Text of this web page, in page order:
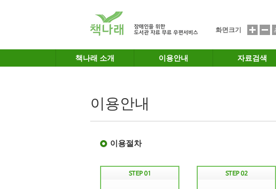
화면크기
책나래 소개 이용안내 자료검색
이용안내
이용절차